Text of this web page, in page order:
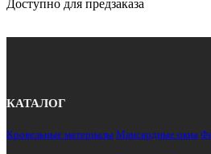
Доступно для предзаказа
КАТАЛОГ
Кровельные материалы Мансардные окна